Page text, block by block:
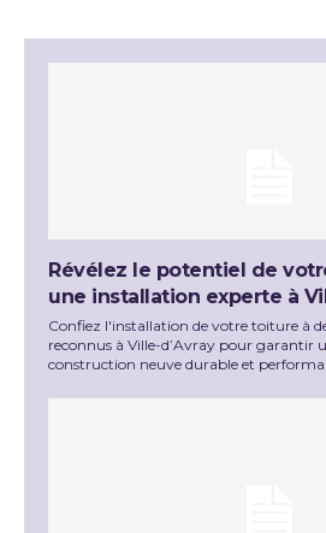
Révélez le potentiel de
une installation experte à
Confiez l'installation de votre toiture à
reconnus à Ville-d’Avray pour garantir
construction neuve durable et